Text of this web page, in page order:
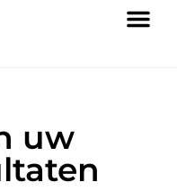
uw